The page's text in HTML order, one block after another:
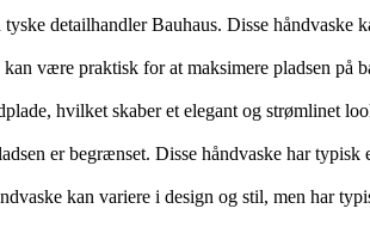
detailhandler Bauhaus. Disse håndvaske
være praktisk for at maksimere pladsen på
hvilket skaber et elegant og strømlinet
er begrænset. Disse håndvaske har
kan variere i design og stil, men har